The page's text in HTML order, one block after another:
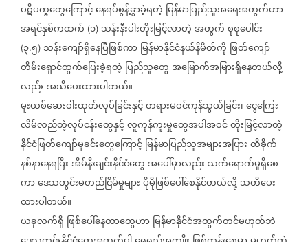
ပဋိပက္ခတွေကြောင့်နေရပ်စွန့်ခွာခဲ့ရတဲ့ မြန်မာပြည်သူအရေအတွက်ဟာ
အရင်နှစ်ကထက် (၁) သန်းနီးပါးတိုးမြင့်လာတဲ့အတွက်စုစုပေါင်း
(၃.၅) သန်းကျော်ရှိနေပြီဖြစ်ကာမြန်မာနိုင်ငံနယ်နိမိတ်ကို ဖြတ်ကျော်
တိမ်းရှောင်ထွက်ပြေးခဲ့ရတဲ့ ပြည်သူတွေအမြောက်အမြားရှိနေတယ်လို့
လည်းအသိပေးထားပါတယ်။
မူးယစ်ဆေးဝါးထုတ်လုပ်ခြင်းနှင့်တရားမဝင်ကုန်သွယ်ခြင်း၊ငွေကြေး
လိမ်လည်တဲ့လုပ်ငန်းတွေနှင့်လူကုန်ကူးမှုတွေအပါအဝင်တိုးမြင့်လာတဲ့
နိုင်ငံဖြတ်ကျော်မှုခင်းတွေကြောင့်မြန်မာပြည်သူအများအပြားထိခိုက်
နစ်နာနေရပြီးအိမ်နီးချင်းနိုင်ငံတွေအပေါ်မှာလည်း သက်ရောက်မှုရှိစေ
ကာဒေသတွင်းမတည်ငြိမ်မှုများပိုမိုဖြစ်ပေါ်စေနိုင်တယ်လို့သတိပေး
ထားပါတယ်။
ယခုလက်ရှိ ဖြစ်ပေါ်နေတာတွေဟာမြန်မာနိုင်ငံအတွက်တင်မဟုတ်ဘဲ